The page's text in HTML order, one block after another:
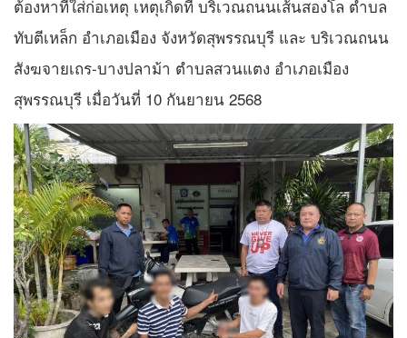
ต้องหาที่ใส่ก่อเหตุ เหตุเกิดที่ บริเวณถนนเส้นสองโล ตำบล
ทับตีเหล็ก อำเภอเมือง จังหวัดสุพรรณบุรี และ บริเวณถนน
สังฆจายเถร-บางปลาม้า ตำบลสวนแตง อำเภอเมือง
สุพรรณบุรี เมื่อวันที่ 10 กันยายน 2568